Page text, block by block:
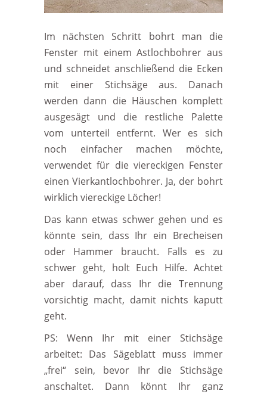
Im nächsten Schritt bohrt man die
Fenster mit einem Astlochbohrer aus
und schneidet anschließend die Ecken
mit einer Stichsäge aus. Danach
werden dann die Häuschen komplett
ausgesägt und die restliche Palette
vom unterteil entfernt. Wer es sich
noch einfacher machen möchte,
verwendet für die viereckigen Fenster
einen Vierkantlochbohrer. Ja, der bohrt
wirklich viereckige Löcher!
Das kann etwas schwer gehen und es
könnte sein, dass Ihr ein Brecheisen
oder Hammer braucht. Falls es zu
schwer geht, holt Euch Hilfe. Achtet
aber darauf, dass Ihr die Trennung
vorsichtig macht, damit nichts kaputt
geht.
PS: Wenn Ihr mit einer Stichsäge
arbeitet: Das Sägeblatt muss immer
„frei“ sein, bevor Ihr die Stichsäge
anschaltet. Dann könnt Ihr ganz